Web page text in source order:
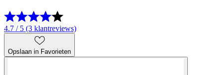
4.7 / 5 (3 klantreviews)
Opslaan in Favorieten